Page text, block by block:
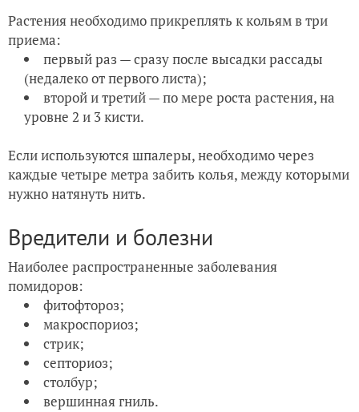
Растения необходимо прикреплять к кольям в три
приема:
первый раз — сразу после высадки рассады
(недалеко от первого листа);
второй и третий — по мере роста растения, на
уровне 2 и 3 кисти.
Если используются шпалеры, необходимо через
каждые четыре метра забить колья, между которыми
нужно натянуть нить.
Вредители и болезни
Наиболее распространенные заболевания
помидоров:
фитофтороз;
макроспориоз;
стрик;
септориоз;
столбур;
вершинная гниль.